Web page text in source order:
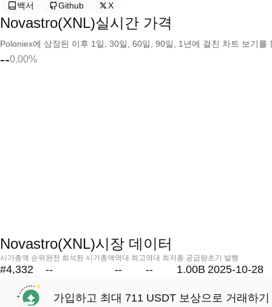
백서
Github X
Novastro(XNL)실시간 가격
Poloniex에 상장된 이후 1일, 30일, 60일, 90일, 1년에 걸친 차트 보기
--0.00%
Novastro(XNL)시장 데이터
시가총액 순위
#4,332
완전 희석된 시가총액
--
역대 최고
--
역대 최저
--
총 공급량
1.00B
초기 발행
2025-10-28
가입하고 최대 711 USDT 보상으로 거래하기